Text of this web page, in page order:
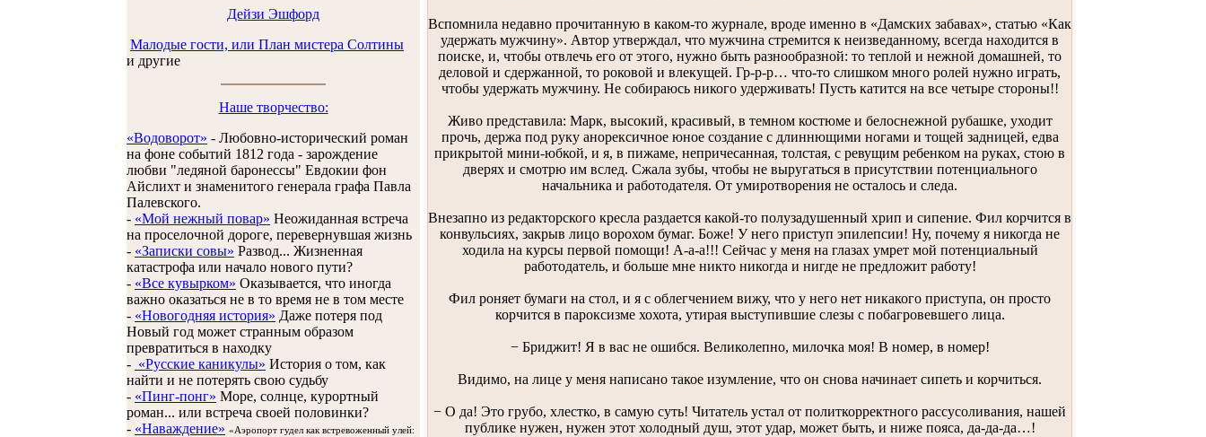
Дейзи Эшфорд
Малодые гости, или План мистера Солтины
и другие
Наше творчество:
«Водоворот» - Любовно-исторический роман
на фоне событий 1812 года - зарождение
любви "ледяной баронессы" Евдокии фон
Айслихт и знаменитого генерала графа Павла
Палевского.
- «Мой нежный повар» Неожиданная встреча
на проселочной дороге, перевернувшая жизнь
- «Записки совы» Развод... Жизненная
катастрофа или начало нового пути?
- «Все кувырком» Оказывается, что иногда
важно оказаться не в то время не в том месте
- «Новогодняя история» Даже потеря под
Новый год может странным образом
превратиться в находку
- «Русские каникулы» История о том, как
найти и не потерять свою судьбу
- «Пинг-понг» Море, солнце, курортный
роман... или встреча своей половинки?
- «Наваждение» «Аэропорт гудел как встревоженный улей:
Вспомнила недавно прочитанную в каком-то журнале, вроде именно в «Дамских забавах», статью «Как
удержать мужчину». Автор утверждал, что мужчина стремится к неизведанному, всегда находится в
поиске, и, чтобы отвлечь его от этого, нужно быть разнообразной: то теплой и нежной домашней, то
деловой и сдержанной, то роковой и влекущей. Гр-р-р… что-то слишком много ролей нужно играть,
чтобы удержать мужчину. Не собираюсь никого удерживать! Пусть катится на все четыре стороны!!
Живо представила: Марк, высокий, красивый, в темном костюме и белоснежной рубашке, уходит
прочь, держа под руку анорексичное юное создание с длиннющими ногами и тощей задницей, едва
прикрытой мини-юбкой, и я, в пижаме, непричесанная, толстая, с ревущим ребенком на руках, стою в
дверях и смотрю им вслед. Сжала зубы, чтобы не выругаться в присутствии потенциального
начальника и работодателя. От умиротворения не осталось и следа.
Внезапно из редакторского кресла раздается какой-то полузадушенный хрип и сипение. Фил корчится в
конвульсиях, закрыв лицо ворохом бумаг. Боже! У него приступ эпилепсии! Ну, почему я никогда не
ходила на курсы первой помощи! А-а-а!!! Сейчас у меня на глазах умрет мой потенциальный
работодатель, и больше мне никто никогда и нигде не предложит работу!
Фил роняет бумаги на стол, и я с облегчением вижу, что у него нет никакого приступа, он просто
корчится в пароксизме хохота, утирая выступившие слезы с побагровевшего лица.
− Бриджит! Я в вас не ошибся. Великолепно, милочка моя! В номер, в номер!
Видимо, на лице у меня написано такое изумление, что он снова начинает сипеть и корчиться.
− О да! Это грубо, хлестко, в самую суть! Читатель устал от политкорректного рассусоливания, нашей
публике нужен, нужен этот холодный душ, этот удар, может быть, и ниже пояса, да-да-да…!